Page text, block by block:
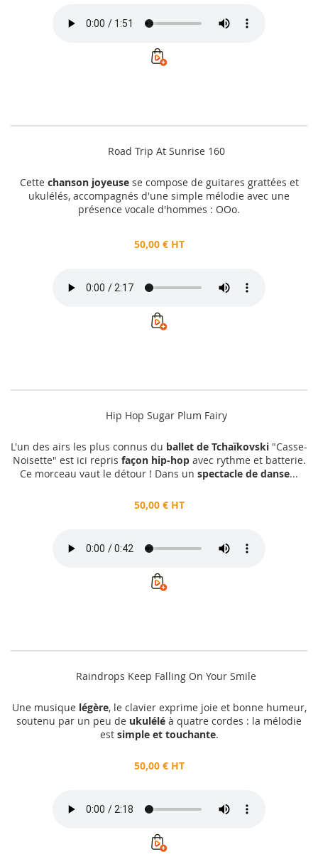
Road Trip At Sunrise 160
Cettechanson joyeusese compose de guitares grattées et
ukulélés, accompagnés d'une simple mélodie avec une
présence vocale d'hommes : OOo.
50,00 € HT
Hip Hop Sugar Plum Fairy
L'un des airs les plus connus du ballet de Tchaïkovski "Casse-
Noisette" est ici repris façon hip-hopavec rythme et batterie.
Ce morceau vaut le détour ! Dans un spectacle de danse...
50,00 € HT
Raindrops Keep Falling On Your Smile
Une musique légère, le clavier exprime joie et bonne humeur,
soutenu par un peu de ukulélé à quatre cordes : la mélodie
est simple et touchante.
50,00 € HT